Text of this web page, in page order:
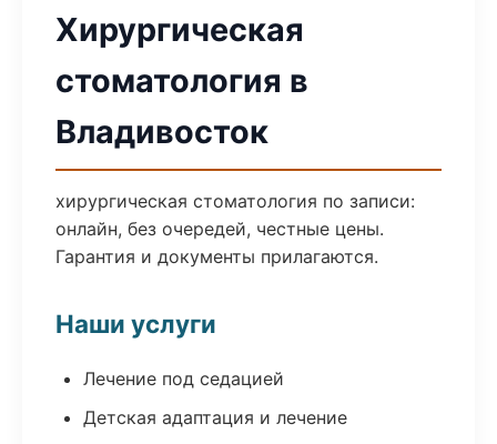
Хирургическая
стоматология в
Владивосток
хирургическая стоматология по записи:
онлайн, без очередей, честные цены.
Гарантия и документы прилагаются.
Наши услуги
Лечение под седацией
Детская адаптация и лечение